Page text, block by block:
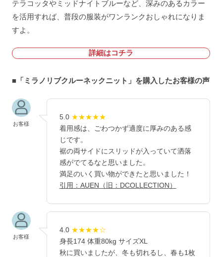
テラコッタやミッドナイトブルーなど、深みのあるカラー
を活用すれば、普段の服装がワンランクおしゃれになりま
すよ。
詳細はコチラ
■「ミラノリブクルーネックニット」を購入したお客様の声
お客様
5.0 ★★★★★
着用感は、ごわつかず適度に厚みのある感
じです。
裾の両サイドにスリッドが入っていて洒落
感がでてるなと思いました。
満足のいく買い物ができたと思いました！
引用：AUEN（旧：DCOLLECTION）
お客様
4.0 ★★★★☆
身長174 体重80kg サイズXL
秋に買いましたが、冬も切れるし、春も1枚